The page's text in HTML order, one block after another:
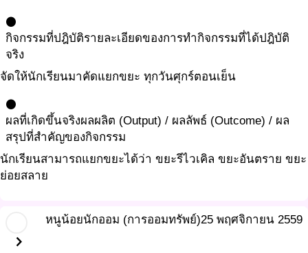
circle
กิจกรรมที่ปฎิบัติรายละเอียดของการทำกิจกรรมที่ได้ปฎิบัติ
จริง
จัดให้นักเรียนมาคัดแยกขยะ ทุกวันศุกร์ตอนเย็น
circle
ผลที่เกิดขึ้นจริงผลผลิต (Output) / ผลลัพธ์ (Outcome) / ผล
สรุปที่สำคัญของกิจกรรม
นักเรียนสามารถแยกขยะได้ว่า ขยะรีไวเคิล ขยะอันตราย ขยะ
ย่อยสลาย
หนูน้อยนักออม (การออมทรัพย์)25 พฤศจิกายน 2559
chevron_right